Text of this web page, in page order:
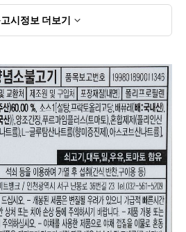
시정보 더보기